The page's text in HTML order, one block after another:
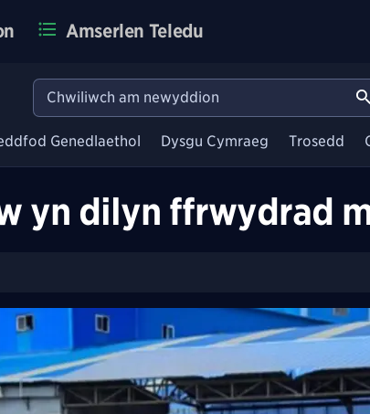
Amserlen Teledu
Genedlaethol Dysgu Cymraeg Trosedd
yn dilyn ffrwydrad